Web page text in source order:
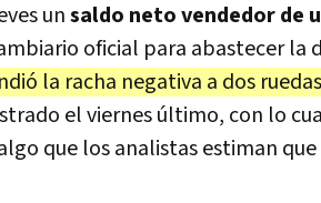
unsaldo neto vendedor de
oficial para abastecer la
la racha negativa a dos
el viernes último, con lo
que los analistas estiman